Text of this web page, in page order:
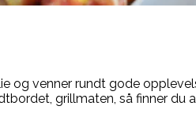
og venner rundt gode
grillmaten, så finner du